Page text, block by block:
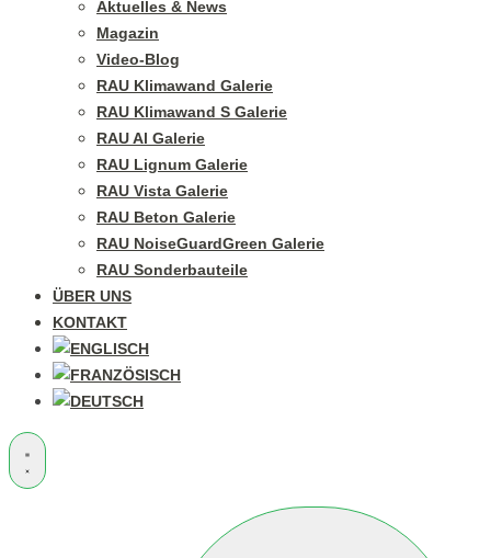
Aktuelles & News
Magazin
Video-Blog
RAU Klimawand Galerie
RAU Klimawand S Galerie
RAU Al Galerie
RAU Lignum Galerie
RAU Vista Galerie
RAU Beton Galerie
RAU NoiseGuardGreen Galerie
RAU Sonderbauteile
ÜBER UNS
KONTAKT